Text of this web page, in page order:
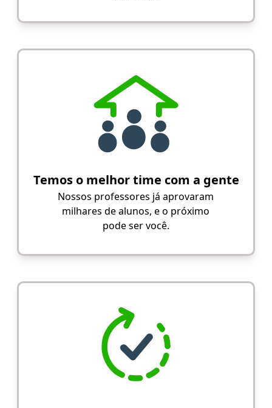
Temos o melhor time com a gente
Nossos professores já aprovaram
milhares de alunos, e o próximo
pode ser você.